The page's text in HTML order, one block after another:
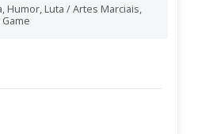
, Humor, Luta / Artes Marciais,